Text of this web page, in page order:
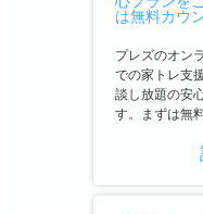
プレズのオン
での家トレ支
談し放題の安
す。まずは無